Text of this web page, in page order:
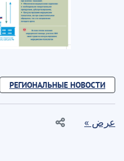
РЕГИОНАЛЬНЫЕ НОВОСТИ
عرض »